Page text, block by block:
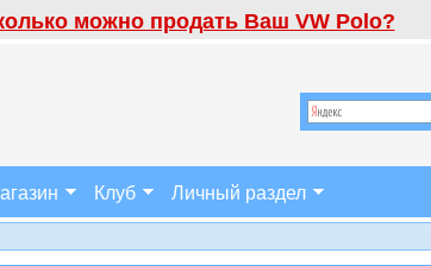
можно продать Ваш VW Polo?
Клуб Личный раздел